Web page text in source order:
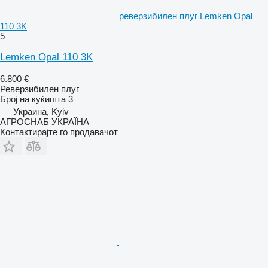
реверзибилен плуг Lemken Opal
110 3K
5
Lemken Opal 110 3K
6.800 €
Реверзибилен плуг
Број на куќишта 3
Украина, Kyiv
АГРОСНАБ УКРАЇНА
Контактирајте го продавачот